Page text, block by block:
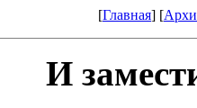
[Главная] [
И